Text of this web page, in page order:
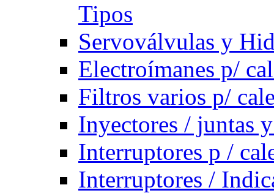
Tipos
Servoválvulas y
Electroímanes p/
Filtros varios p/
Inyectores / juntas
Interruptores p /
Interruptores /